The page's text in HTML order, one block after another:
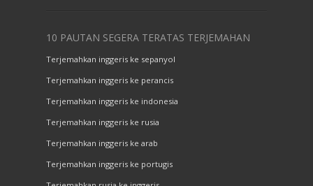
10 PAUTAN SEGERA TERATAS TERJEMAHAN
Terjemahkan inggeris ke sepanyol
Terjemahkan inggeris ke perancis
Terjemahkan inggeris ke indonesia
Terjemahkan inggeris ke rusia
Terjemahkan inggeris ke arab
Terjemahkan inggeris ke portugis